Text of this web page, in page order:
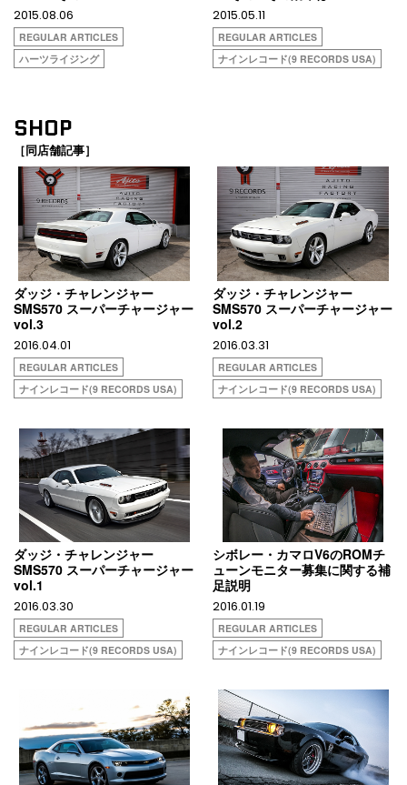
2015.08.06
REGULAR ARTICLES
ハーツライジング
2015.05.11
REGULAR ARTICLES
ナインレコード(9 RECORDS USA)
SHOP
［同店舗記事］
ダッジ・チャレンジャー
SMS570 スーパーチャージャー
vol.3
2016.04.01
REGULAR ARTICLES
ナインレコード(9 RECORDS USA)
ダッジ・チャレンジャー
SMS570 スーパーチャージャー
vol.2
2016.03.31
REGULAR ARTICLES
ナインレコード(9 RECORDS USA)
ダッジ・チャレンジャー
SMS570 スーパーチャージャー
vol.1
2016.03.30
REGULAR ARTICLES
ナインレコード(9 RECORDS USA)
シボレー・カマロV6のROMチ
ューンモニター募集に関する補
足説明
2016.01.19
REGULAR ARTICLES
ナインレコード(9 RECORDS USA)